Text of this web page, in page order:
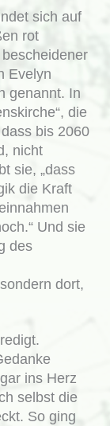
sich auf
rot
Evelyn
genannt. In
die
bis 2060
nicht
sie, „dass
die Kraft
Und sie
des
dort,
ins Herz
selbst die
So ging